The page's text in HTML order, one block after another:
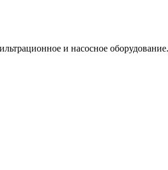
и насосное оборудование.